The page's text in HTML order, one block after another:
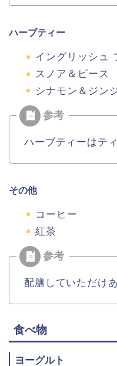
ハーブティー
イングリッシュ
スノア＆ピース
シナモン＆ジン
ハーブティーはテ
その他
コーヒー
紅茶
配膳していただけ
食べ物
ヨーグルト